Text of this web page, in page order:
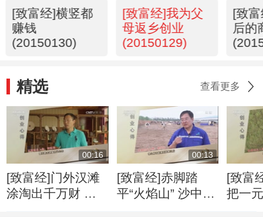
[致富经]横竖都
赚钱
(20150130)
[致富经]我为父
母返乡创业
(20150129)
[致
后的
精选 查看更多
00:16
[致富经]门外汉滩
涂淘出千万财 创
00:13
[致富经]赤脚踏
平“火焰山” 沙中掘
[致富
把一